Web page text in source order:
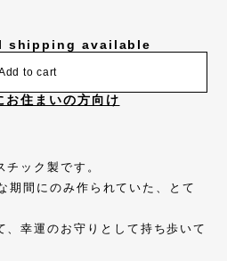
shipping available
to cart
お住まいの方向け
ック製です。
期間にのみ作られていた、とて
、幸運のお守りとして持ち歩いて